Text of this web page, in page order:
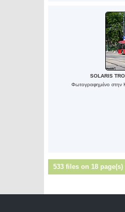
SOLARIS
Φωτογραφημένο στην
533 files on 18 page(s)